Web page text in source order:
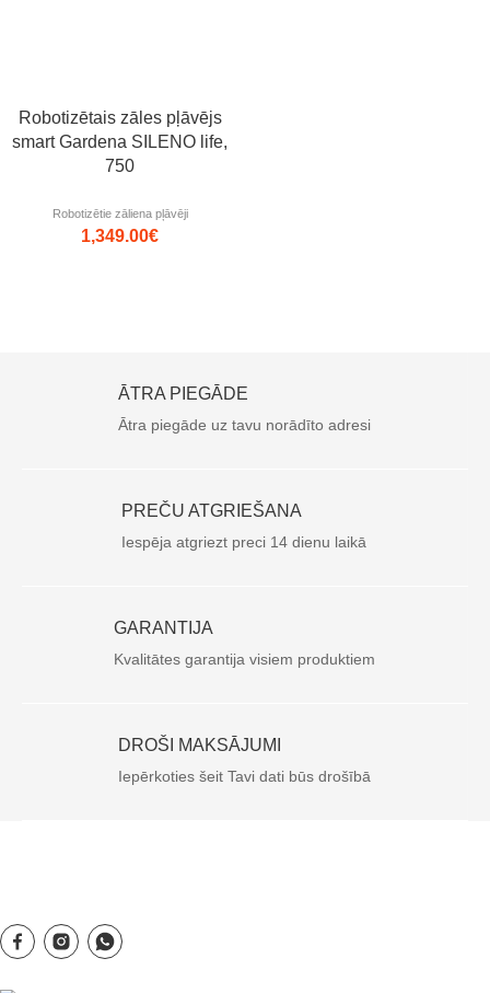
Robotizētais zāles pļāvējs
smart Gardena SILENO life,
750
Robotizētie zāliena pļāvēji
1,349.00€
ĀTRA PIEGĀDE
Ātra piegāde uz tavu norādīto adresi
PREČU ATGRIEŠANA
Iespēja atgriezt preci 14 dienu laikā
GARANTIJA
Kvalitātes garantija visiem produktiem
DROŠI MAKSĀJUMI
Iepērkoties šeit Tavi dati būs drošībā